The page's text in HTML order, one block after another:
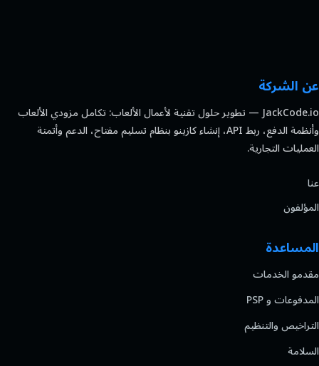
عن الشركة
JackCode.io — تطوير حلول تقنية لأعمال الألعاب: تكامل مزودي الألعاب
وأنظمة الدفع، ربط API، إنشاء كازينو بنظام تسليم مفتاح، الدعم وأتمتة
العمليات التجارية.
عنا
المؤلفون
المساعدة
مقدمو الخدمات
المدفوعات و PSP
التراخيص والتنظيم
السلامة